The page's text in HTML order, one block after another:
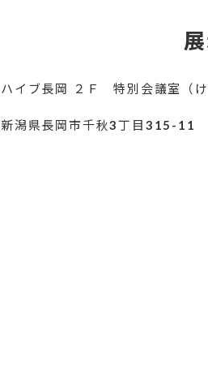
ハイブ長岡 ２Ｆ 特別会議室（け
新潟県長岡市千秋3丁目315-11